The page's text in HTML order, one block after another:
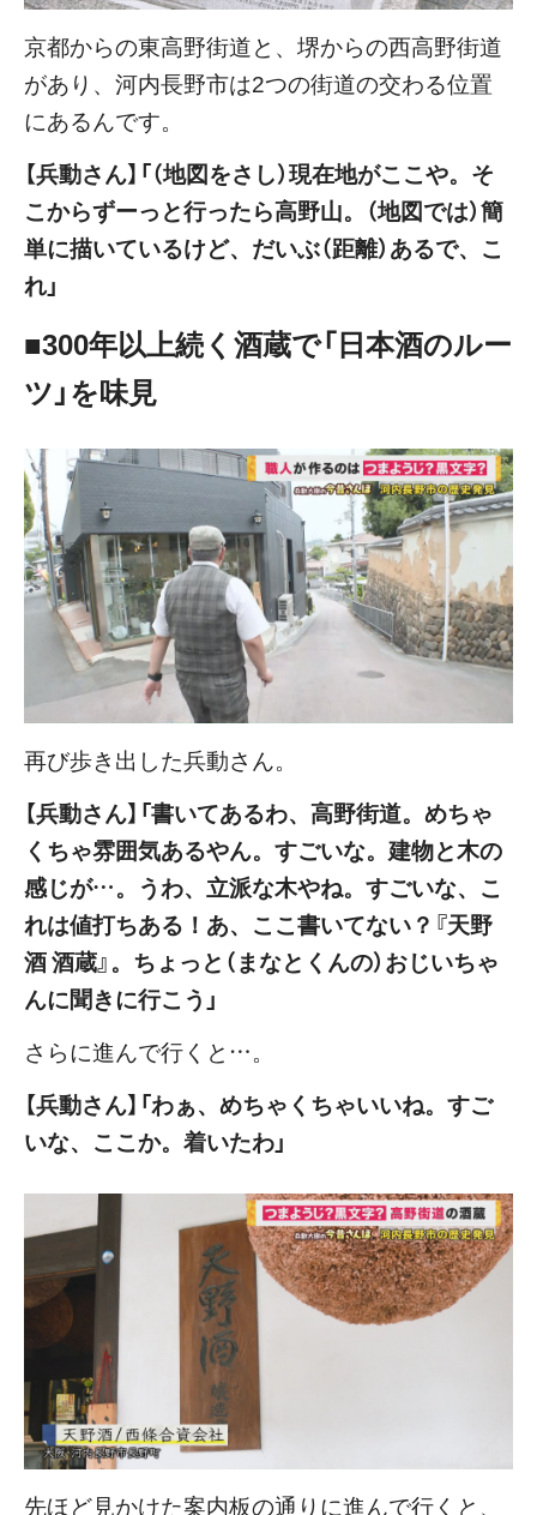
京都からの東高野街道と、堺からの西高野街道
があり、河内長野市は2つの街道の交わる位置
にあるんです。
【兵動さん】「（地図をさし）現在地がここや。そ
こからずーっと行ったら高野山。（地図では）簡
単に描いているけど、だいぶ（距離）あるで、こ
れ」
■300年以上続く酒蔵で「日本酒のルー
ツ」を味見
再び歩き出した兵動さん。
【兵動さん】「書いてあるわ、高野街道。めちゃ
くちゃ雰囲気あるやん。すごいな。建物と木の
感じが…。うわ、立派な木やね。すごいな、こ
れは値打ちある！あ、ここ書いてない？『天野
酒 酒蔵』。ちょっと（まなとくんの）おじいちゃ
んに聞きに行こう」
さらに進んで行くと…。
【兵動さん】「わぁ、めちゃくちゃいいね。すご
いな、ここか。着いたわ」
先ほど見かけた案内板の通りに進んで行くと、